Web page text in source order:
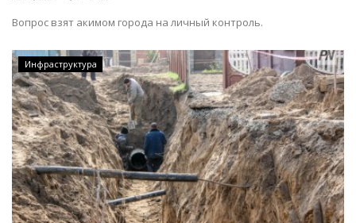
Курултай
Язык
Қазақша Русский
Вопрос взят акимом города на личный контроль.
Инфраструктура